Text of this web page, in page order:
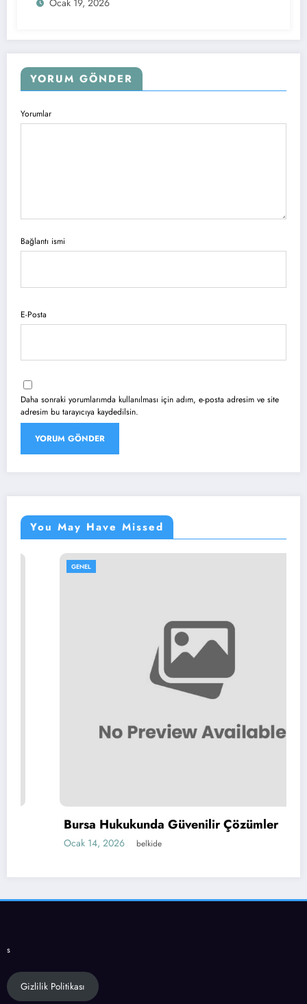
YORUM GÖNDER
Yorumlar
Bağlantı ismi
E-Posta
Daha sonraki yorumlarımda kullanılması için adım, e-posta adresim ve site
adresim bu tarayıcıya kaydedilsin.
You May Have Missed
Bursa Hukukunda Güvenilir Çözümler
Ocak 14, 2026 belkide
s
Gizlilik Politikası